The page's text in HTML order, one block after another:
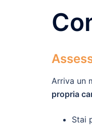
Arriva un
propria
Stai